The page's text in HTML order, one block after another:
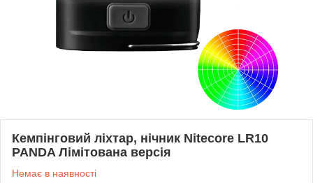
Кемпінговий ліхтар, нічник Nitecore LR10
PANDA Лімітована версія
Немає в наявності